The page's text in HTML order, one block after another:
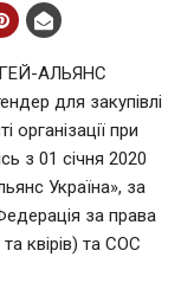
АЛЬЯНС
для закупівлі
організації при
з 01 січня 2020
Україна», за
за права
квірів) та COC